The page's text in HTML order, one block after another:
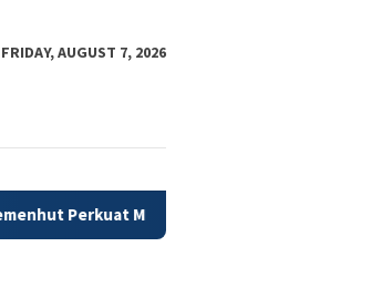
FRIDAY, AUGUST 7, 2026
Mitigasi Dini Karhutla